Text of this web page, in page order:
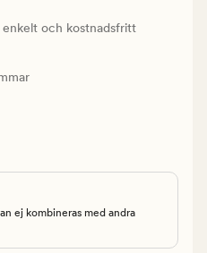
och kostnadsfritt
ej kombineras med andra